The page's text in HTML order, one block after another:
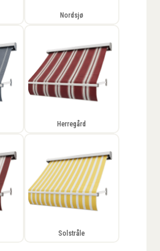
Nordsjø
Herregård
Solstråle